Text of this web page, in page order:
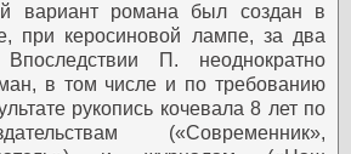
вариант романа был создан в
при керосиновой лампе, за два
П. неоднократно
в том числе и по требованию
рукопись кочевала 8 лет по
(«Современник»,